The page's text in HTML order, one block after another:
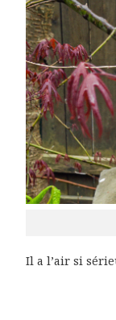
Il a l’air si